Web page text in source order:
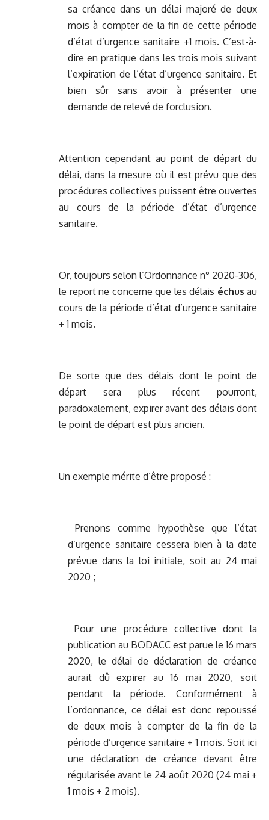
sa créance dans un délai majoré de deux
mois à compter de la fin de cette période
d’état d’urgence sanitaire +1 mois. C’est-à-
dire en pratique dans les trois mois suivant
l’expiration de l’état d’urgence sanitaire. Et
bien sûr sans avoir à présenter une
demande de relevé de forclusion.
Attention cependant au point de départ du
délai, dans la mesure où il est prévu que des
procédures collectives puissent être ouvertes
au cours de la période d’état d’urgence
sanitaire.
Or, toujours selon l’Ordonnance n° 2020-306,
le report ne concerne que les délais échus au
cours de la période d’état d’urgence sanitaire
+ 1 mois.
De sorte que des délais dont le point de
départ sera plus récent pourront,
paradoxalement, expirer avant des délais dont
le point de départ est plus ancien.
Un exemple mérite d’être proposé :
Prenons comme hypothèse que l’état
d’urgence sanitaire cessera bien à la date
prévue dans la loi initiale, soit au 24 mai
2020 ;
Pour une procédure collective dont la
publication au BODACC est parue le 16 mars
2020, le délai de déclaration de créance
aurait dû expirer au 16 mai 2020, soit
pendant la période. Conformément à
l’ordonnance, ce délai est donc repoussé
de deux mois à compter de la fin de la
période d’urgence sanitaire + 1 mois. Soit ici
une déclaration de créance devant être
régularisée avant le 24 août 2020 (24 mai +
1 mois + 2 mois).